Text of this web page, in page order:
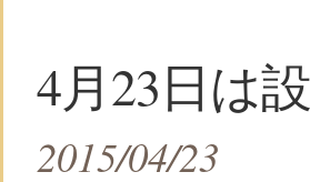
4月23日は
2015/04/23